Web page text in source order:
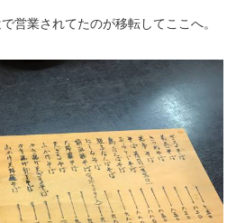
営業されてたのが移転してここへ。